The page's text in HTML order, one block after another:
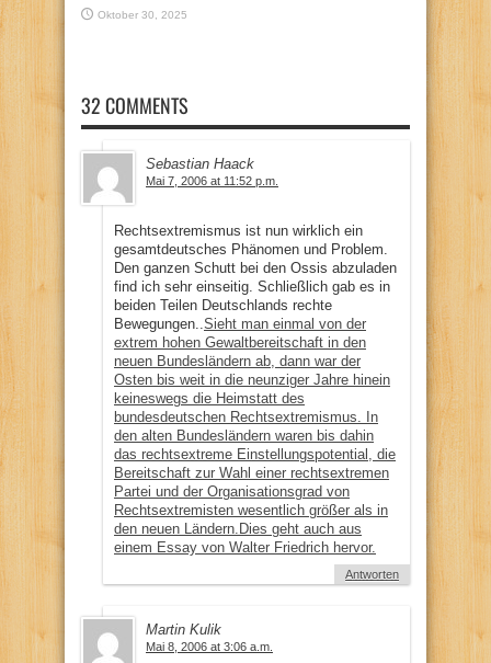
Oktober 30, 2025
32 COMMENTS
Sebastian Haack
Mai 7, 2006 at 11:52 p.m.
Rechtsextremismus ist nun wirklich ein
gesamtdeutsches Phänomen und Problem.
Den ganzen Schutt bei den Ossis abzuladen
find ich sehr einseitig. Schließlich gab es in
beiden Teilen Deutschlands rechte
Bewegungen.. Sieht man einmal von der
extrem hohen Gewaltbereitschaft in den
neuen Bundesländern ab, dann war der
Osten bis weit in die neunziger Jahre hinein
keineswegs die Heimstatt des
bundesdeutschen Rechtsextremismus. In
den alten Bundesländern waren bis dahin
das rechtsextreme Einstellungspotential, die
Bereitschaft zur Wahl einer rechtsextremen
Partei und der Organisationsgrad von
Rechtsextremisten wesentlich größer als in
den neuen Ländern. Dies geht auch aus
einem Essay von Walter Friedrich hervor.
Antworten
Martin Kulik
Mai 8, 2006 at 3:06 a.m.